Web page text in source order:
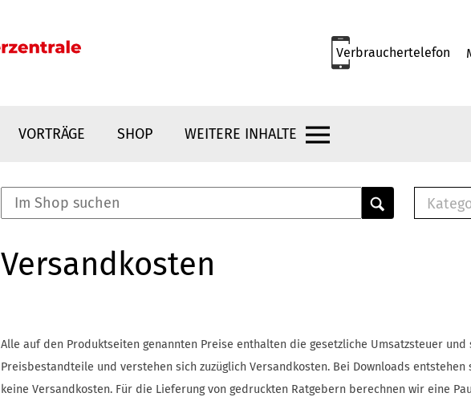
Verbrauchertelefon
VORTRÄGE SHOP WEITERE INHALTE
Versandkosten
Alle auf den Produktseiten genannten Preise enthalten die gesetzliche Umsatzsteuer und
Preisbestandteile und verstehen sich zuzüglich Versandkosten. Bei Downloads
keine Versandkosten. Für die Lieferung von gedruckten Ratgebern berechnen wir eine